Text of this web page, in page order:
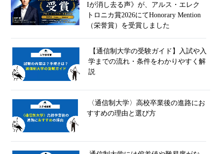
Iが消し去る声》が、アルス・エレク
トロニカ賞2026にてHonorary Mention
（栄誉賞）を受賞しました
【通信制大学の受験ガイド】入試や入
学までの流れ・条件をわかりやすく解
説
〈通信制大学〉高校卒業後の進路にお
すすめの理由と選び方